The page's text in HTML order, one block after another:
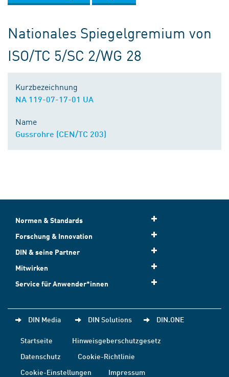
Nationales Spiegelgremium von
ISO/TC 5/SC 2/WG 28
Kurzbezeichnung
NA 119-07-17-01 UA
Name
Gussrohre (CEN/TC 203)
Normen & Standards
Forschung & Innovation
DIN & seine Partner
Mitwirken
Service für Anwender*innen
DIN Media DIN Solutions DIN.ONE
Startseite
Hinweisgeberschutzgesetz
Datenschutz
Cookie-Richtlinie
Cookie-Einstellungen
Impressum